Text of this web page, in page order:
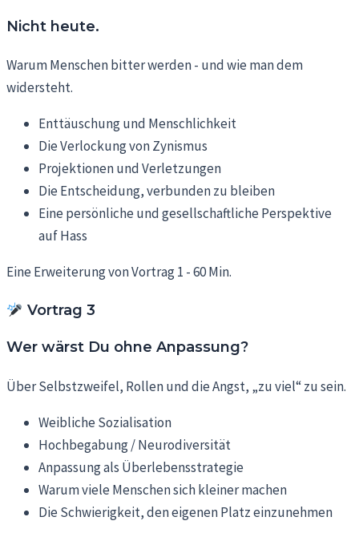
Nicht heute.
Warum Menschen bitter werden - und wie man dem
widersteht.
Enttäuschung und Menschlichkeit
Die Verlockung von Zynismus
Projektionen und Verletzungen
Die Entscheidung, verbunden zu bleiben
Eine persönliche und gesellschaftliche Perspektive
auf Hass
Eine Erweiterung von Vortrag 1 - 60 Min.
Vortrag 3
Wer wärst Du ohne Anpassung?
Über Selbstzweifel, Rollen und die Angst, „zu viel“ zu sein.
Weibliche Sozialisation
Hochbegabung / Neurodiversität
Anpassung als Überlebensstrategie
Warum viele Menschen sich kleiner machen
Die Schwierigkeit, den eigenen Platz einzunehmen